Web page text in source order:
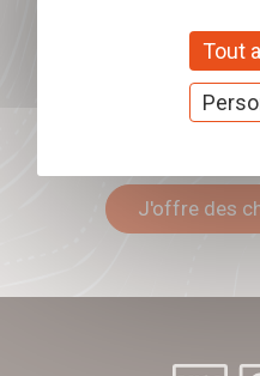
proposés. Ce choix est
J'offre des
Tout